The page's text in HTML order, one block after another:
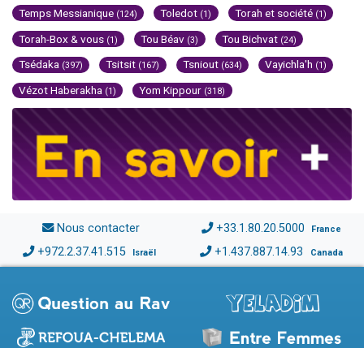
Temps Messianique (124) Toledot (1) Torah et société (1)
Torah-Box & vous (1) Tou Béav (3) Tou Bichvat (24)
Tsédaka (397) Tsitsit (167) Tsniout (634) Vayichla'h (1)
Vézot Haberakha (1) Yom Kippour (318)
Nous contacter +33.1.80.20.5000 France
+972.2.37.41.515 Israël +1.437.887.14.93 Canada